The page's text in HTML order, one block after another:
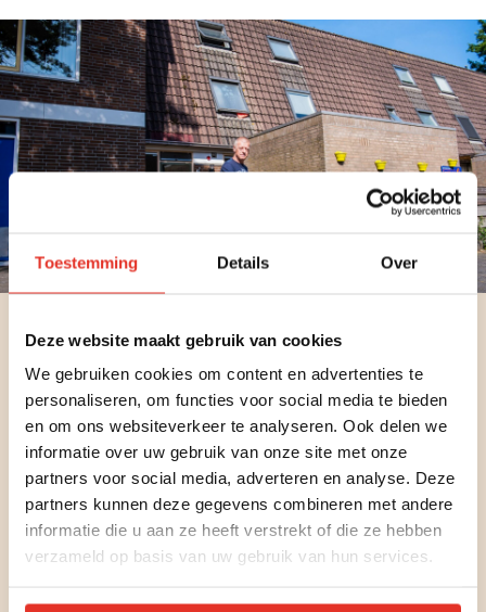
Toestemming Details Over
Deze website maakt gebruik van cookies
We gebruiken cookies om content en advertenties te
personaliseren, om functies voor social media te bieden
en om ons websiteverkeer te analyseren. Ook delen we
informatie over uw gebruik van onze site met onze
partners voor social media, adverteren en analyse. Deze
partners kunnen deze gegevens combineren met andere
informatie die u aan ze heeft verstrekt of die ze hebben
verzameld op basis van uw gebruik van hun services.
Beleg in Ontmoeting Vastgoed
Door zelf panden aan te kopen houden we
woonruimte betaalbaar voor onze cliënten. We
hebben op deze manier zelf invloed op de
verhuurprijs en besparen kosten. Beide zaken
vinden we als non-profitorganisatie erg belangrijk.
Wilt u bijdragen aan deze missie en uw geld